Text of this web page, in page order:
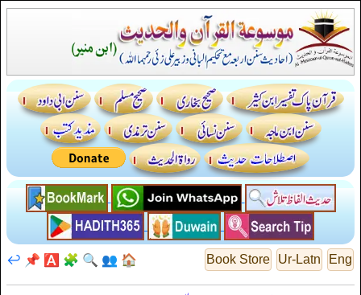
Eng
Ur-Latn
Book Store
🏠
👥
🔍
🧩
🅰️
📌
↩️